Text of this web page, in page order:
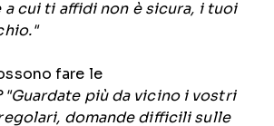
a cui ti affidi non è sicura, i tuoi
fare le
"Guardate più da vicino i vostri
domande difficili sulle